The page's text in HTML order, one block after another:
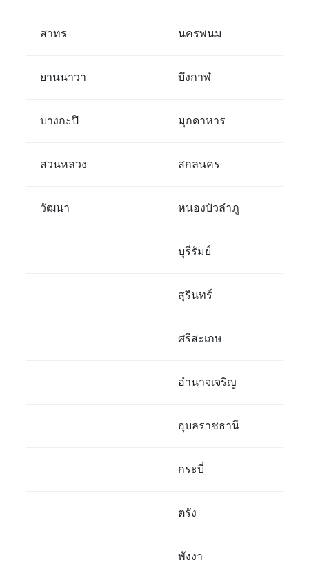
สาทร นครพนม
ยานนาวา บึงกาฬ
บางกะปิ มุกดาหาร
สวนหลวง สกลนคร
วัฒนา หนองบัวลำภู
บุรีรัมย์
สุรินทร์
ศรีสะเกษ
อำนาจเจริญ
อุบลราชธานี
กระบี่
ตรัง
พังงา